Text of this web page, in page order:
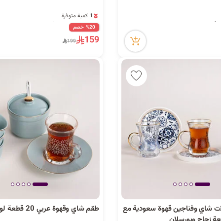
21 مشاهدة مؤخراً
1 كمية متوفرة
21 مشاهدة مؤخراً
%20 خصم
159
199
شاي وفناجين قهوة سعودية مع
طقم شاي وقهوة عربي 20 قطعة لون تيفاني